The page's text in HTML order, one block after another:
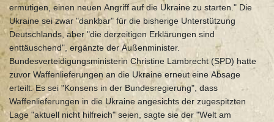
ermutigen, einen neuen Angriff auf die Ukraine zu starten." Die
Ukraine sei zwar "dankbar" für die bisherige Unterstützung
Deutschlands, aber "die derzeitigen Erklärungen sind
enttäuschend", ergänzte der Außenminister.
Bundesverteidigungsministerin Christine Lambrecht (SPD) hatte
zuvor Waffenlieferungen an die Ukraine erneut eine Absage
erteilt. Es sei "Konsens in der Bundesregierung", dass
Waffenlieferungen in die Ukraine angesichts der zugespitzten
Lage "aktuell nicht hilfreich" seien, sagte sie der "Welt am